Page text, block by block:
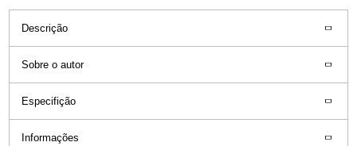
Descrição
Sobre o autor
Especifição
Informações